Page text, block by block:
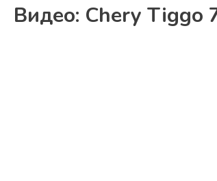
Видео: Chery Tiggo